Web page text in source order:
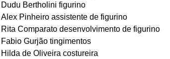
Dudu Bertholini figurino
Alex Pinheiro assistente de figurino
Rita Comparato desenvolvimento de figurino
Fabio Gurjão tingimentos
Hilda de Oliveira costureira